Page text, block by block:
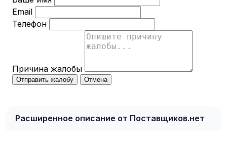
Email
Телефон
Причина жалобы
Отправить жалобу Отмена
Расширенное описание от Поставщиков.нет